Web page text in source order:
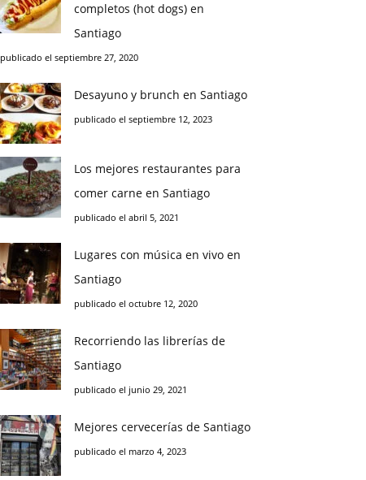
completos (hot dogs) en
Santiago
publicado el septiembre 27, 2020
Desayuno y brunch en Santiago
publicado el septiembre 12, 2023
Los mejores restaurantes para
comer carne en Santiago
publicado el abril 5, 2021
Lugares con música en vivo en
Santiago
publicado el octubre 12, 2020
Recorriendo las librerías de
Santiago
publicado el junio 29, 2021
Mejores cervecerías de Santiago
publicado el marzo 4, 2023